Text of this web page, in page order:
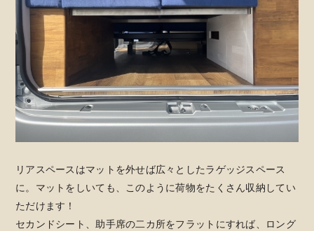
リアスペースはマットを外せば広々としたラゲッジスペース
に。マットをしいても、このように荷物をたくさん収納してい
ただけます！
セカンドシート、助手席の二カ所をフラットにすれば、ロング